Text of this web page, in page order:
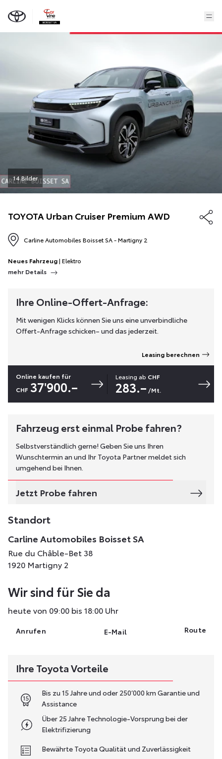
14 Bilder
TOYOTA Urban Cruiser Premium AWD
Carline Automobiles Boisset SA - Martigny 2
Neues Fahrzeug| Elektro
mehr Details
Ihre Online-Offert-Anfrage:
Mit wenigen Klicks können Sie uns eine unverbindliche
Offert-Anfrage schicken– und das jederzeit.
Leasing berechnen
Online kaufen für
CHF 37'900.–
Leasing ab CHF
283.– /Mt.
Fahrzeug erst einmal Probe fahren?
Selbstverständlich gerne! Geben Sie uns Ihren
Wunschtermin an und Ihr Toyota Partner meldet sich
umgehend bei Ihnen.
Jetzt Probe fahren
Standort
Carline Automobiles Boisset SA
Rue du Châble-Bet 38
1920 Martigny 2
Wir sind für Sie da
heute von 09:00 bis 18:00 Uhr
Anrufen E-Mail Route
Ihre Toyota Vorteile
Bis zu 15 Jahre und oder 250’000 km Garantie und
Assistance
Über 25 Jahre Technologie-Vorsprung bei der
Elektrifizierung
Bewährte Toyota Qualität und Zuverlässigkeit